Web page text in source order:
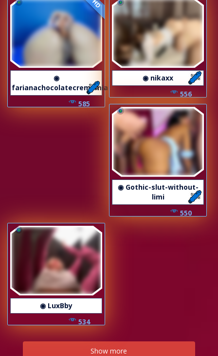
HD
◉
farianachocolatecrememia
585
◉ nikaxx
556
◉ Gothic-slut-without-
limi
550
◉ LuxBby
534
Show more